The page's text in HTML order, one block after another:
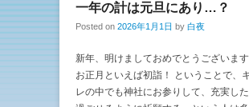
一年の計は元旦にあり…？
Posted on 2026年1月1日 by 白夜
新年、明けましておめでとうございます
お正月といえば初詣！ ということで、
レの中でも神社にお参りして、充実し